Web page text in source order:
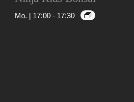
Mo. | 17:00 - 17:30